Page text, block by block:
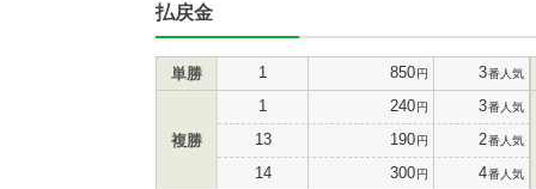
払戻金
単勝 1 850円 3番人気
複勝
1 240円 3番人気
13 190円 2番人気
14 300円 4番人気